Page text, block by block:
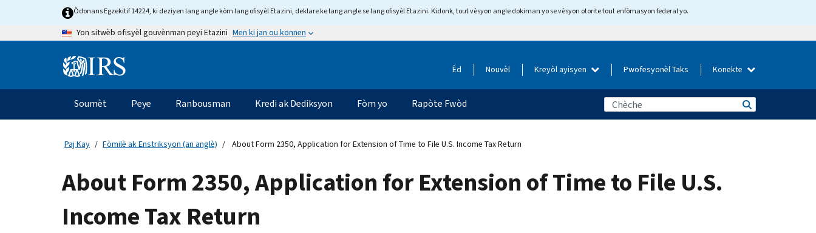
Òdonans Egzekitif 14224, ki deziyen lang angle kòm lang ofisyèl Etazini, deklare ke lang angle se lang ofisyèl Etazini. Kidonk, tout vèsyon angle dokiman yo se vèsyon otorite tout enfòmasyon federal yo.
Yon sitwèb ofisyèl gouvènman peyi Etazini Men ki jan ou konnen
Information Èd Nouvèl Kreyòl ayisyen Pwofesyonèl Taks Konekte
Navigasyon
prensipal
Soumèt Peye Ranbousman Kredi ak Dediksyon Fòm yo Rapòte Fwòd
Paj Kay Fòmilè ak Enstriksyon (an anglè) About Form 2350, Application for Extension of Time to File U.S. Income Tax Return
About Form 2350, Application for Extension of Time to File U.S.
Income Tax Return